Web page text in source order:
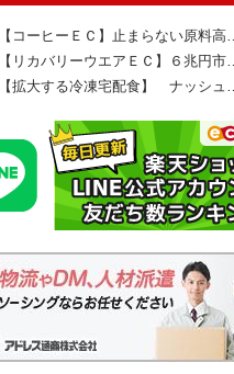
【コーヒーＥＣ】止まらない原料高…
【リカバリーウエアＥＣ】６兆円市…
【拡大する冷凍宅配食】 ナッシュ…